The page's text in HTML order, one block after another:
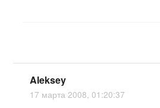
Aleksey
17 марта 2008, 01:20:37